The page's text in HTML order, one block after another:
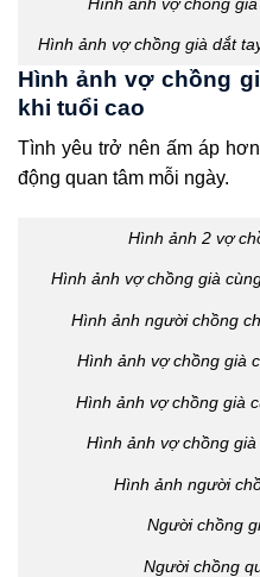
Hình ảnh vợ chồng già dắt
Hình ảnh vợ chồng
khi tuổi cao
Tình yêu trở nên ấm áp
động quan tâm mỗi ngày.
Hình ảnh 2 vợ
Hình ảnh vợ chồng già
Hình ảnh người chồng
Hình ảnh vợ chồng già
Hình ảnh vợ chồng già
Hình ảnh vợ chồng
Hình ảnh người
Người chồng
Người chồng